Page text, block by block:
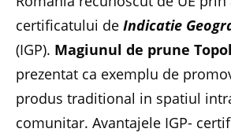
certificatului de Indicatie
(IGP). Magiunul de prune
prezentat ca exemplu de
produs traditional in spatiul
comunitar. Avantajele IGP-